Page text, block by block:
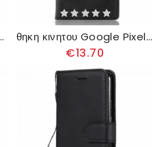
Flip Υφή Vili Dmx θηκη κινητου Google Pixel 5 Θήκη Flip Στυλιζαρισμένο Vintage Δερμάτινο Εφέ
€13.70